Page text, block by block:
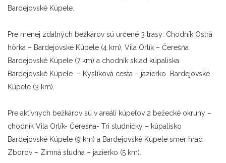
Bardejovské Kúpele.
Pre menej zdatných bežkárov sú určené 3 trasy: Chodník Ostrá
hôrka – Bardejovské Kúpele (4 km), Vila Orlík – Čerešňa
Bardejovské Kúpele (7 km) a chodník sklad kúpaliska
Bardejovské Kúpele – Kyslíková cesta – jazierko Bardejovské
Kúpele (3 km).
Pre aktívnych bežkárov sú v areáli kúpeľov 2 bežecké okruhy –
chodník Vila Orlík- Čerešňa- Tri studničky – kúpalisko
Bardejovské Kúpele (9 km) a Bardejovské Kúpele smer hrad
Zborov – Zimná studňa – jazierko (5 km).